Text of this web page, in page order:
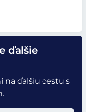
ďalšie
na ďalšiu cestu s